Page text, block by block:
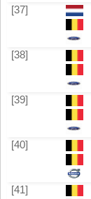
[37]
[38]
[39]
[40]
[41]